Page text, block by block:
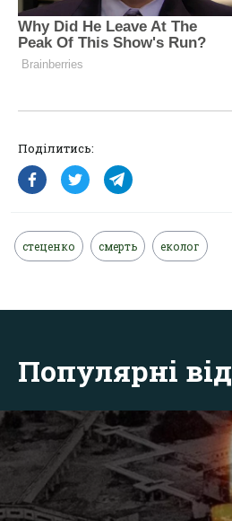
Поділитись:
стеценко смерть еколог
Популярні